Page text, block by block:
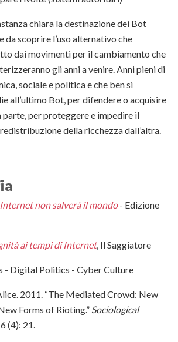
chiara la destinazione dei Bot
da scoprire l’uso alternativo che
dai movimenti per il cambiamento che
gli anni a venire. Anni pieni di
sociale e politica e che ben si
all’ultimo Bot, per difendere o acquisire
per proteggere e impedire il
della ricchezza dall’altra.
Internet non salverà il mondo- Edizione
ai tempi di Internet, Il Saggiatore
- Digital Politics - Cyber Culture
2011. “The Mediated Crowd: New
Forms of Rioting.” Sociological
(4): 21.